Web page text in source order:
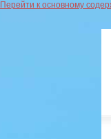
Перейти к основному